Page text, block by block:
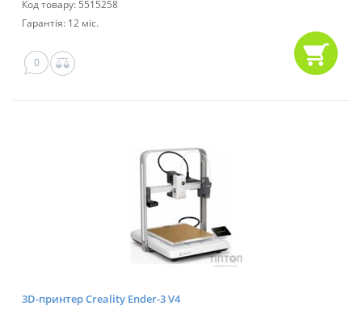
Код товару: 5515258
Гарантія: 12 міс.
0
3D-принтер Creality Ender-3 V4